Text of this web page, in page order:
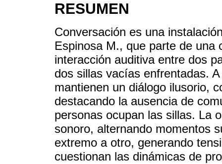
RESUMEN
Conversación es una
Espinosa M., que parte de una
interacción auditiva entre dos
dos sillas vacías enfrentadas.
mantienen un diálogo ilusorio,
destacando la ausencia de
personas ocupan las sillas. La
sonoro, alternando momentos
extremo a otro, generando
cuestionan las dinámicas de